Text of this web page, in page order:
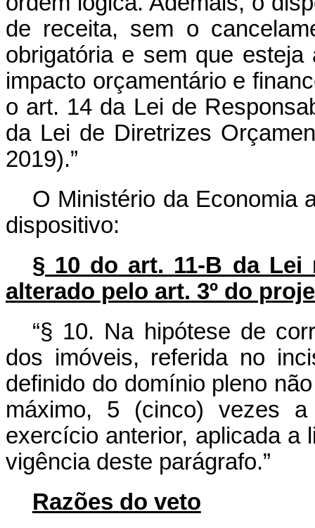
de receita, sem o
obrigatória e sem que
impacto orçamentário e
o art. 14 da Lei de
da Lei de Diretrizes
2019).”
O Ministério da Economia
dispositivo:
§ 10 do art. 11-B da Lei
alterado pelo art. 3º do
“§ 10. Na hipótese de
dos imóveis, referida no
definido do domínio pleno
máximo, 5 (cinco) vezes
exercício anterior, aplicada a
vigência deste parágrafo.”
Razões do veto